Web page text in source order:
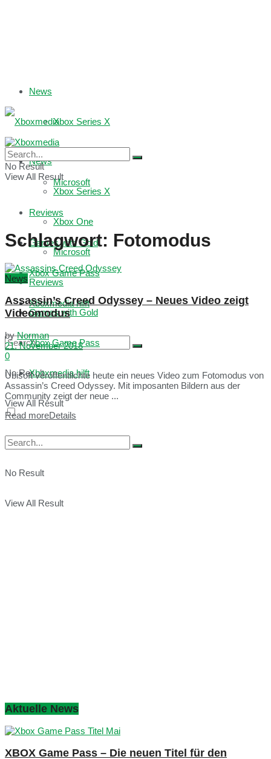
News
Xbox Series X
Microsoft
Reviews
Games with Gold
Xbox Game Pass
Xboxmedia hilft
No Result
View All Result
News
Xbox Series X
Xbox One
Microsoft
Reviews
Games with Gold
Xbox Game Pass
Xboxmedia hilft
No Result
View All Result
No Result
View All Result
Schlagwort: Fotomodus
News
Assassin’s Creed Odyssey – Neues Video zeigt
Videomodus
by Norman
21. November 2018
0
Ubisoft veröffentlichte heute ein neues Video zum Fotomodus von
Assassin’s Creed Odyssey. Mit imposanten Bildern aus der
Community zeigt der neue ...
Read moreDetails
Aktuelle News
XBOX Game Pass – Die neuen Titel für den